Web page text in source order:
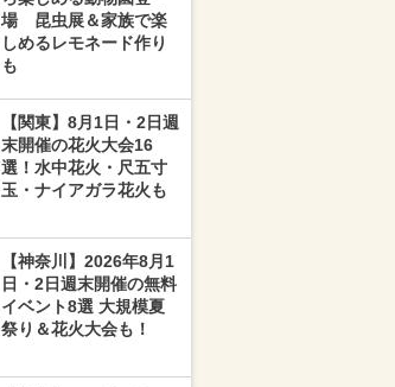
場 昆虫展＆家族で楽
しめるレモネード作り
も
【関東】8月1日・2日週
末開催の花火大会16
選！水中花火・尺五寸
玉・ナイアガラ花火も
【神奈川】2026年8月1
日・2日週末開催の無料
イベント8選 大規模夏
祭り＆花火大会も！